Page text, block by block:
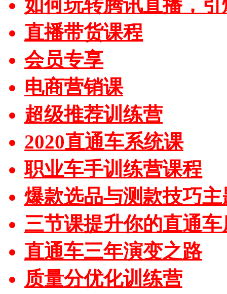
如何玩转腾讯直播，
直播带货课程
会员专享
电商营销课
超级推荐训练营
2020直通车系统课
职业车手训练营课程
爆款选品与测款技巧主
三节课提升你的直通
直通车三年演变之路
质量分优化训练营